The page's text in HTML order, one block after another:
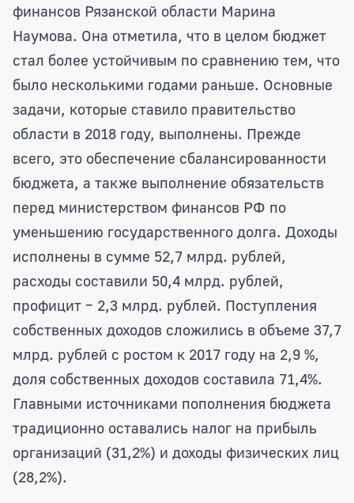
финансов Рязанской области Марина
Наумова. Она отметила, что в целом бюджет
стал более устойчивым по сравнению тем, что
было несколькими годами раньше. Основные
задачи, которые ставило правительство
области в 2018 году, выполнены. Прежде
всего, это обеспечение сбалансированности
бюджета, а также выполнение обязательств
перед министерством финансов РФ по
уменьшению государственного долга. Доходы
исполнены в сумме 52,7 млрд. рублей,
расходы составили 50,4 млрд. рублей,
профицит – 2,3 млрд. рублей. Поступления
собственных доходов сложились в объеме 37,7
млрд. рублей с ростом к 2017 году на 2,9 %,
доля собственных доходов составила 71,4%.
Главными источниками пополнения бюджета
традиционно оставались налог на прибыль
организаций (31,2%) и доходы физических лиц
(28,2%).